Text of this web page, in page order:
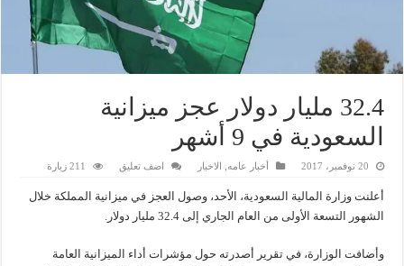
32.4 مليار دولار عجز ميزانية
السعودية في 9 أشهر
20 نوفمبر، 2017 أخبار عامه, الاخبار اضف تعليق 211 زيارة
أعلنت وزارة المالية السعودية، الأحد، وصول العجز في ميزانية المملكة خلال
الشهور التسعة الأولى من العام الجاري إلى 32.4 مليار دولار.
وأضافت الوزارة، في تقرير أصدرته حول مؤشرات أداء الميزانية العامة